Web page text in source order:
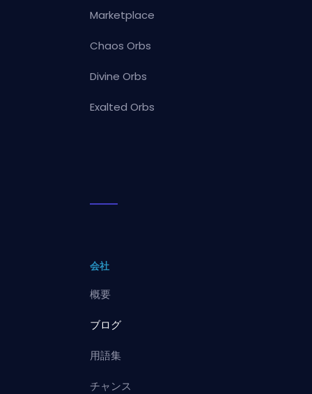
Marketplace
Chaos Orbs
Divine Orbs
Exalted Orbs
会社
概要
ブログ
用語集
チャンス